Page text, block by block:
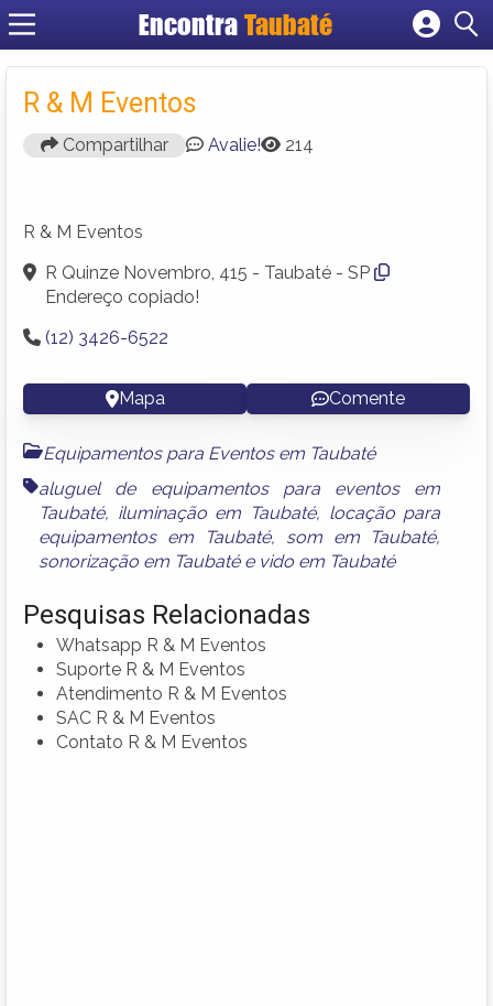
EncontraTaubaté
Cadastrar empresa
R & M Eventos
Compartilhar Avalie! 214
R & M Eventos
R Quinze Novembro, 415 - Taubaté - SP
Endereço copiado!
(12) 3426-6522
Mapa Comente
Equipamentos para Eventos em Taubaté
aluguel de equipamentos para eventos em
Taubaté, iluminação em Taubaté, locação para
equipamentos em Taubaté, som em Taubaté,
sonorização em Taubatée vido em Taubaté
Pesquisas Relacionadas
Whatsapp R & M Eventos
Suporte R & M Eventos
Atendimento R & M Eventos
SAC R & M Eventos
Contato R & M Eventos